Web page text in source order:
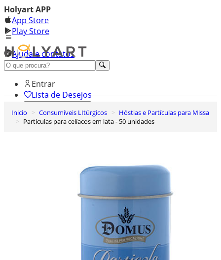
Holyart APP
App Store
Play Store
Ajuda e contatos
Conheça premium
Entrar
Lista de Desejos
0
Carrinho de Compras
Inicio Consumíveis LItúrgicos
Hóstias e Partículas para Missa
Partículas para celíacos em lata - 50 unidades